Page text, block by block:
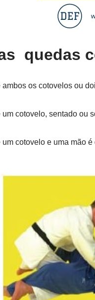
quedas
ambos os cotovelos ou
um cotovelo, sentado ou
um cotovelo e uma mão